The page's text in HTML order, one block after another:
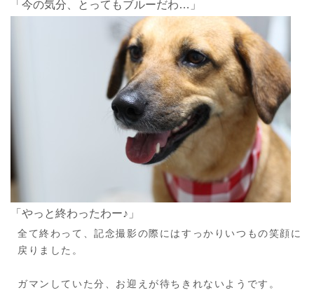
「今の気分、とってもブルーだわ…」
「やっと終わったわー♪」
全て終わって、記念撮影の際にはすっかりいつもの笑顔に
戻りました。
ガマンしていた分、お迎えが待ちきれないようです。